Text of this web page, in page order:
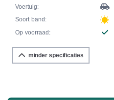
Voertuig:
Soort band:
Op voorraad:
minder specificaties